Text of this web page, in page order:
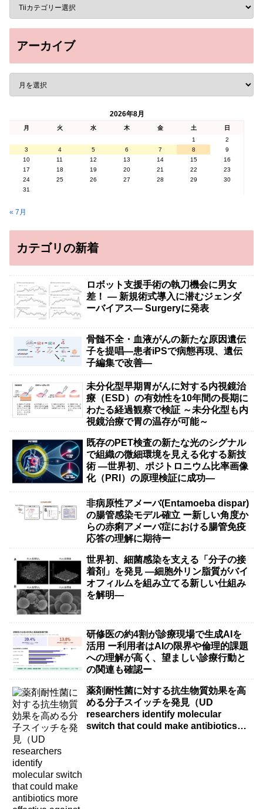
アーカイブ
2026年8月
月 火 水 木 金 土
日
1
2
3
4 5 6 7 8
9
10
11 12 13 14 15
16
17
18 19 20 21 22
23
24
25 26 27 28 29
30
31
« 7月
カテゴリの新着
ロボット支援手術の執刀機会に男女
差！ — 新規術式導入に潜むジェンダ
ーバイアス— Surgeryに発表
骨髄不全・血液がんの新たな原因遺伝
子を提唱―患者iPSで病態再現、遺伝
子編集で改善―
未分化型早期胃がんに対する内視鏡治
療（ESD）の有効性を10年間の長期に
わたる経過観察で検証 ～未分化型も内
視鏡治療で胃の温存が可能～
既存のPET検査の新たな光のシグナル
で組織の微細環境を見える化する新技
術 ―世界初、ポジトロニウム比率画像
化（PRI）の原理検証に成功―
非病原性アメーバ(Entamoeba dispar)
の腸管感染モデル確立 ー新しい角度か
らの赤痢アメーバ症における腸管免疫
応答の理解に期待ー
世界初、細菌感染を支える「分子の接
着剤」を発見 ―細胞外リン脂質がバイ
オフィルムを組み立てる新しい仕組み
を解明―
研修医の約4割が診療現場で生成AIを
活用 ー利用者はAIの限界や倫理的課題
への理解が高く、望ましい診療行動と
の関連も確認ー
薬剤耐性菌に対する抗生物質効果を高
める分子スイッチを発見（UD
researchers identify molecular
switch that could make antibiotics